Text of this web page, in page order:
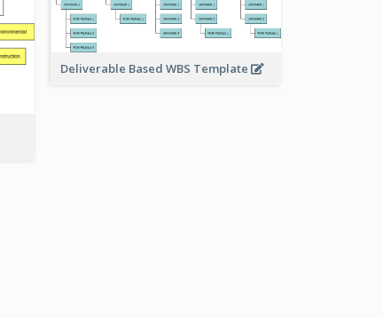
Deliverable Based WBS Template